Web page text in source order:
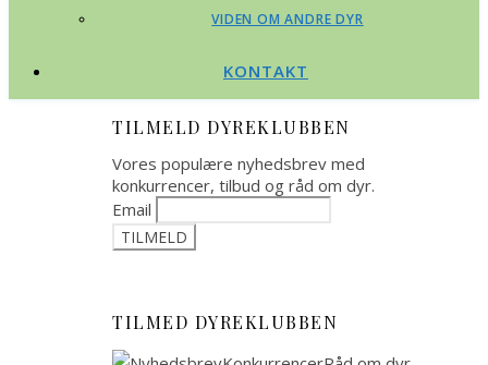
VIDEN OM ANDRE DYR
KONTAKT
TILMELD DYREKLUBBEN
Vores populære nyhedsbrev med
konkurrencer, tilbud og råd om dyr.
Email
TILMED DYREKLUBBEN